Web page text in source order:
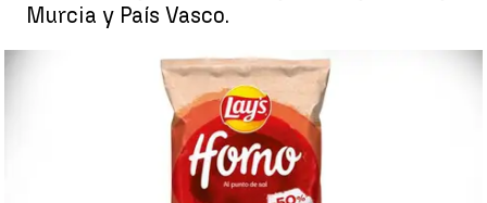
Murcia y País Vasco.